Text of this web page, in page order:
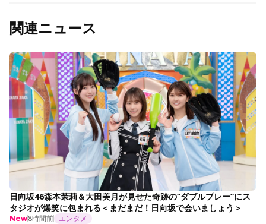
関連ニュース
日向坂46森本茉莉＆大田美月が見せた奇跡の“ダブルプレー”にス
タジオが爆笑に包まれる＜まだまだ！日向坂で会いましょう＞
New8時間前 エンタメ